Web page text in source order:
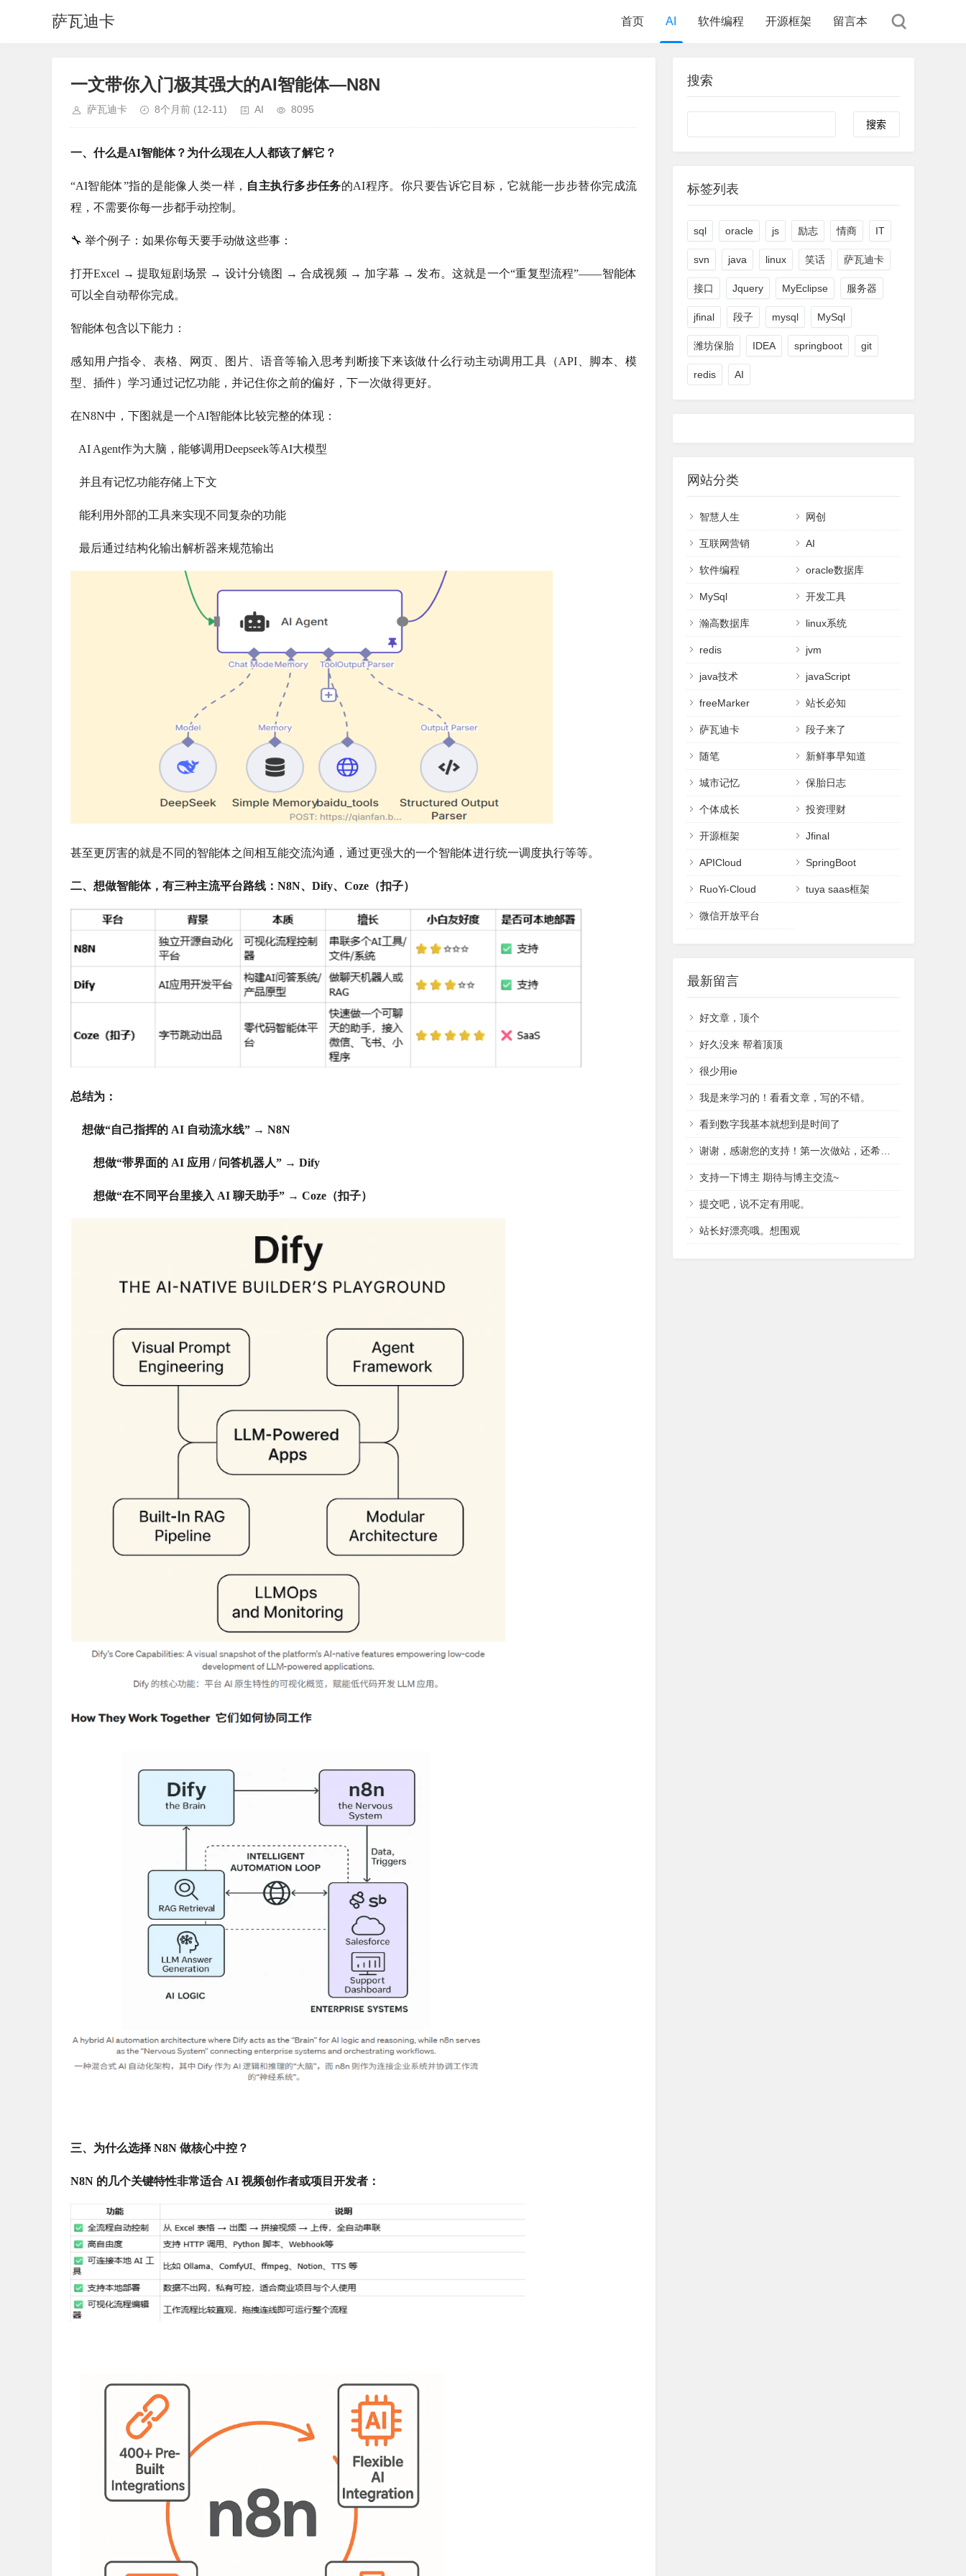
萨瓦迪卡 首页 AI 软件编程 开源框架 留言本
一文带你入门极其强大的AI智能体—N8N
萨瓦迪卡 8个月前 (12-11) AI 8095
一、什么是AI智能体？为什么现在人人都该了解它？
“AI智能体”指的是能像人类一样， 自主执行多步任务的AI程序。你只要告诉它目标，它就能一步步替你完成流
程，不需要你每一步都手动控制。
🔧 举个例子：如果你每天要手动做这些事：
打开Excel → 提取短剧场景 → 设计分镜图 → 合成视频 → 加字幕 → 发布。这就是一个“重复型流程”——智能体
可以全自动帮你完成。
智能体包含以下能力：
感知用户指令、表格、网页、图片、语音等输入思考判断接下来该做什么行动主动调用工具（API、脚本、模
型、插件）学习通过记忆功能，并记住你之前的偏好，下一次做得更好。
在N8N中，下图就是一个AI智能体比较完整的体现：
AI Agent作为大脑，能够调用Deepseek等AI大模型
并且有记忆功能存储上下文
能利用外部的工具来实现不同复杂的功能
最后通过结构化输出解析器来规范输出
甚至更厉害的就是不同的智能体之间相互能交流沟通，通过更强大的一个智能体进行统一调度执行等等。
二、想做智能体，有三种主流平台路线：N8N、Dify、Coze（扣子）
总结为：
想做“自己指挥的 AI 自动流水线” → N8N
想做“带界面的 AI 应用 / 问答机器人” → Dify
想做“在不同平台里接入 AI 聊天助手” → Coze（扣子）
三、为什么选择 N8N 做核心中控？
N8N 的几个关键特性非常适合 AI 视频创作者或项目开发者：
搜索
Search
标签列表
sql oracle js 励志 情商 IT
svn java linux 笑话 萨瓦迪卡
接口 Jquery MyEclipse 服务器
jfinal 段子 mysql MySql
潍坊保胎 IDEA springboot git
redis AI
网站分类
智慧人生 网创
互联网营销 AI
软件编程 oracle数据库
MySql 开发工具
瀚高数据库 linux系统
redis jvm
java技术 javaScript
freeMarker 站长必知
萨瓦迪卡 段子来了
随笔 新鲜事早知道
城市记忆 保胎日志
个体成长 投资理财
开源框架 Jfinal
APICloud SpringBoot
RuoYi-Cloud tuya saas框架
微信开放平台
最新留言
好文章，顶个
好久没来 帮着顶顶
很少用ie
我是来学习的！看看文章，写的不错。
看到数字我基本就想到是时间了
谢谢，感谢您的支持！第一次做站，还希望以后如果有问题可以向您请教！
支持一下博主 期待与博主交流~
提交吧，说不定有用呢。
站长好漂亮哦。想围观